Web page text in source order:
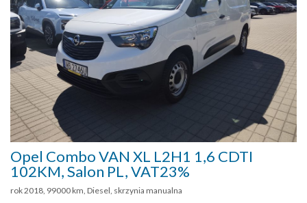
Opel Combo VAN XL L2H1 1,6 CDTI
102KM, Salon PL, VAT23%
rok 2018, 99000 km, Diesel, skrzynia manualna